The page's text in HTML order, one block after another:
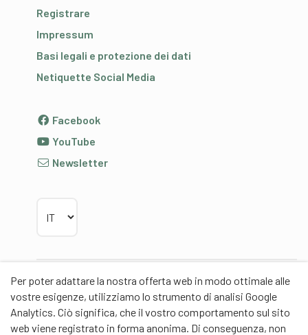
Per poter adattare la nostra offerta web in modo ottimale alle
vostre esigenze, utilizziamo lo strumento di analisi Google
Analytics. Ciò significa, che il vostro comportamento sul sito
web viene registrato in forma anonima. Di conseguenza, non
Registrare
Impressum
Basi legali e protezione dei dati
Netiquette Social Media
Facebook
YouTube
Newsletter
Partner